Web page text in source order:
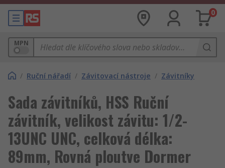
0
MPN
/ Ruční nářadí / Závitovací nástroje / Závitníky
Sada závitníků, HSS Ruční
závitník, velikost závitu: 1/2-
13UNC UNC, celková délka:
89mm, Rovná ploutve Dormer